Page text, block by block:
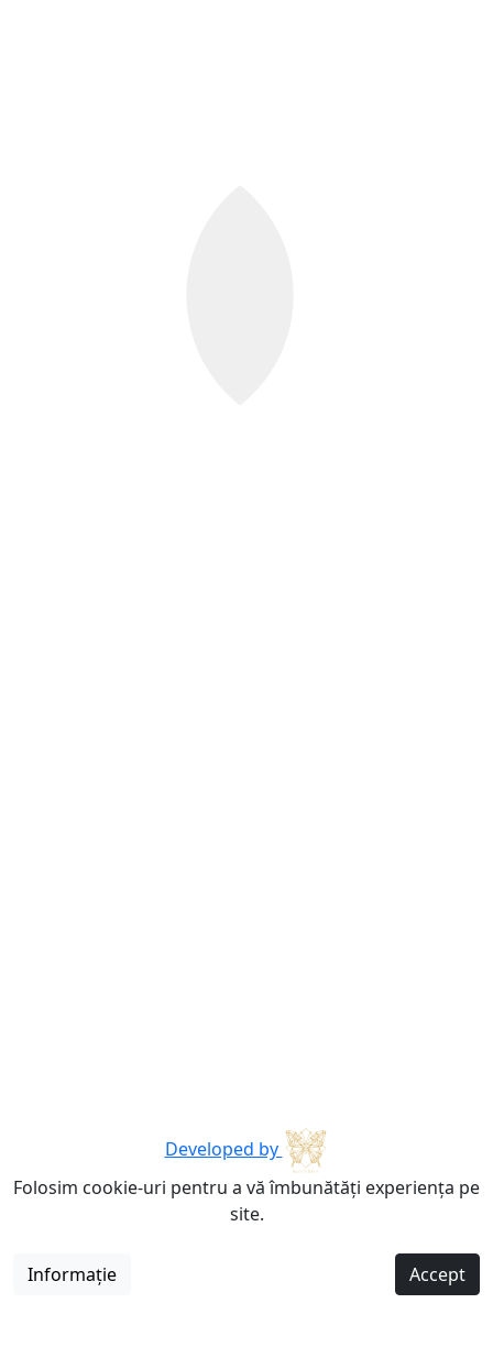
Developed by
Folosim cookie-uri pentru a vă îmbunătăți experiența pe
site.
Informație Accept